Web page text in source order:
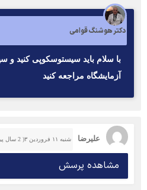
دکتر هوشنگ قوامی
با سلام باید سیستوسکوپی کنید و
آزمایشگاه مراجعه کنید
علیرضا شنبه ۱۱ فروردین ۳( 2 سال پیش)
مشاهده پرسش